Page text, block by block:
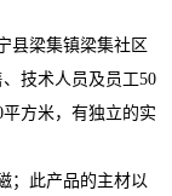
梁集镇梁集社区
技术人员及员工50
方米，有独立的实
此产品的主材以